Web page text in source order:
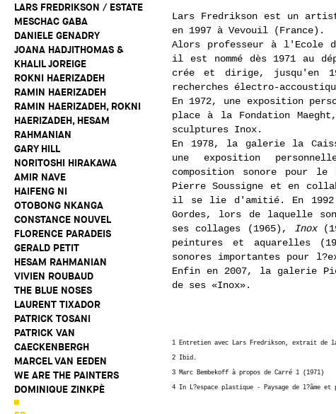
LARS FREDRIKSON / ESTATE
MESCHAC GABA
DANIELE GENADRY
JOANA HADJITHOMAS &
KHALIL JOREIGE
ROKNI HAERIZADEH
RAMIN HAERIZADEH
RAMIN HAERIZADEH, ROKNI
HAERIZADEH, HESAM
RAHMANIAN
GARY HILL
NORITOSHI HIRAKAWA
AMIR NAVE
HAIFENG NI
OTOBONG NKANGA
CONSTANCE NOUVEL
FLORENCE PARADEIS
GERALD PETIT
HESAM RAHMANIAN
VIVIEN ROUBAUD
THE BLUE NOSES
LAURENT TIXADOR
PATRICK TOSANI
PATRICK VAN
CAECKENBERGH
MARCEL VAN EEDEN
WE ARE THE PAINTERS
DOMINIQUE ZINKPÈ
Lars Fredrikson est un
en 1997 à Vevouil (France).
Alors professeur à l'Ecole
il est nommé dès 1971 au
crée et dirige, jusqu'en
recherches électro-
En 1972, une exposition
place à la Fondation
sculptures Inox.
En 1978, la galerie la
une exposition
composition sonore pour
Pierre Soussigne et en
il se lie d'amitié. En 1992
Gordes, lors de laquelle
ses collages (1965), Inox
peintures et aquarelles
sonores importantes pour
Enfin en 2007, la galerie
de ses «Inox».
1 Entretien avec Lars Fredrikson, extrait de la
2 Ibid.
3 Marc Bembekoff à propos de Carré 1 (1971)
4 In L?espace plastique - Paysage de l?âme